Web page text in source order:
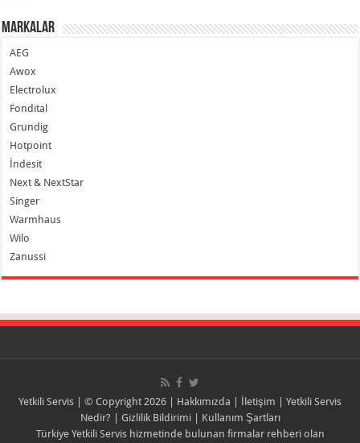
Markalar
AEG
Awox
Electrolux
Fondital
Grundig
Hotpoint
İndesit
Next & NextStar
Singer
Warmhaus
Wilo
Zanussi
Yetkili Servis | © Copyright 2026 | Hakkımızda İletişim
Yetkili Servis
Nedir?
Gizlilik Bildirimi| Kullanım Şartları
Türkiye Yetkili Servis hizmetinde bulunan firmalar rehberi olan